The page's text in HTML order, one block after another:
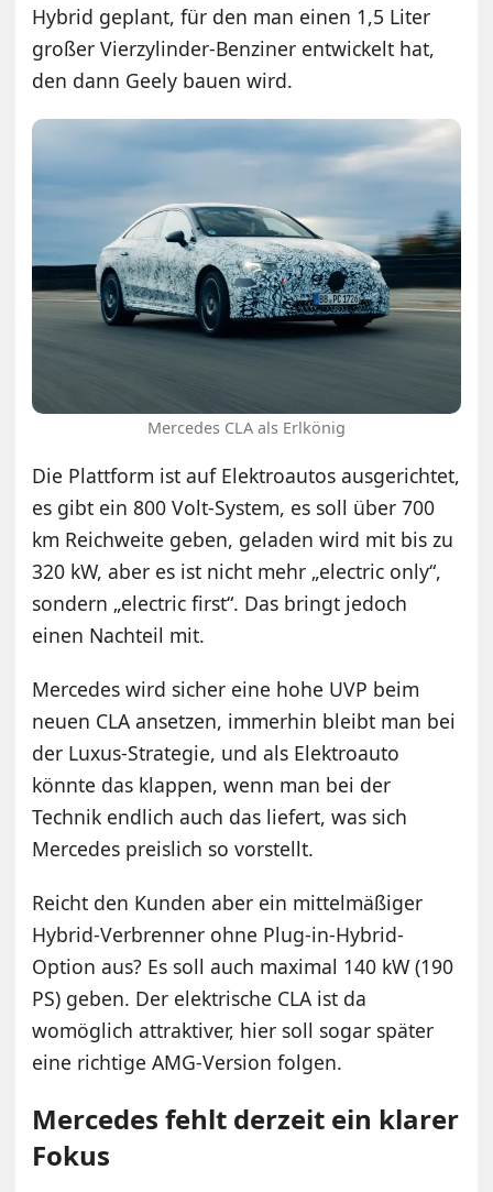
Hybrid geplant, für den man einen 1,5 Liter
großer Vierzylinder-Benziner entwickelt hat,
den dann Geely bauen wird.
Mercedes CLA als Erlkönig
Die Plattform ist auf Elektroautos ausgerichtet,
es gibt ein 800 Volt-System, es soll über 700
km Reichweite geben, geladen wird mit bis zu
320 kW, aber es ist nicht mehr „electric only“,
sondern „electric first“. Das bringt jedoch
einen Nachteil mit.
Mercedes wird sicher eine hohe UVP beim
neuen CLA ansetzen, immerhin bleibt man bei
der Luxus-Strategie, und als Elektroauto
könnte das klappen, wenn man bei der
Technik endlich auch das liefert, was sich
Mercedes preislich so vorstellt.
Reicht den Kunden aber ein mittelmäßiger
Hybrid-Verbrenner ohne Plug-in-Hybrid-
Option aus? Es soll auch maximal 140 kW (190
PS) geben. Der elektrische CLA ist da
womöglich attraktiver, hier soll sogar später
eine richtige AMG-Version folgen.
Mercedes fehlt derzeit ein klarer
Fokus